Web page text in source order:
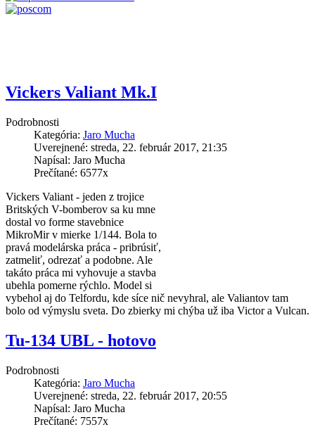
Vickers Valiant Mk.I
Podrobnosti
Kategória: Jaro Mucha
Uverejnené: streda, 22. február 2017, 21:35
Napísal: Jaro Mucha
Prečítané: 6577x
Vickers Valiant - jeden z trojice
Britských V-bomberov sa ku mne
dostal vo forme stavebnice
MikroMir v mierke 1/144. Bola to
pravá modelárska práca - pribrúsiť,
zatmeliť, odrezať a podobne. Ale
takáto práca mi vyhovuje a stavba
ubehla pomerne rýchlo. Model si
vybehol aj do Telfordu, kde síce nič nevyhral, ale Valiantov tam
bolo od výmyslu sveta. Do zbierky mi chýba už iba Victor a Vulcan.
Tu-134 UBL - hotovo
Podrobnosti
Kategória: Jaro Mucha
Uverejnené: streda, 22. február 2017, 20:55
Napísal: Jaro Mucha
Prečítané: 7557x